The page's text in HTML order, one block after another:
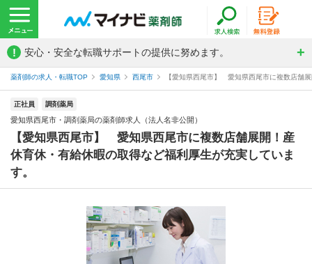
! 安心・安全な転職サポートの提供に努めます。
薬剤師の求人・転職TOP 愛知県 西尾市 【愛知県西尾市】 愛知県西尾市に複数店舗
正社員 調剤薬局
愛知県西尾市・調剤薬局の薬剤師求人（法人名非公開）
【愛知県西尾市】 愛知県西尾市に複数店舗展開！産
休育休・有給休暇の取得など福利厚生が充実していま
す。